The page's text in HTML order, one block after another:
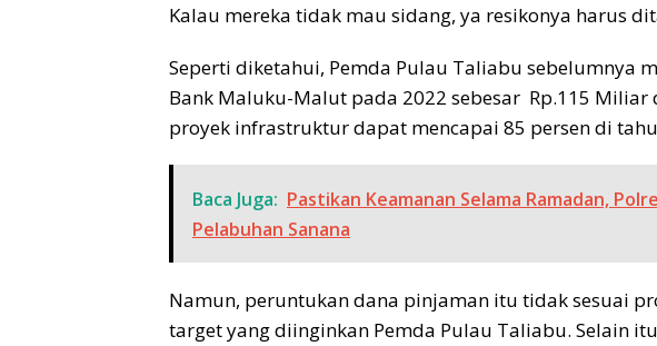
Kalau mereka tidak mau sidang, ya resikonya harus
Seperti diketahui, Pemda Pulau Taliabu sebelumnya
Bank Maluku-Malut pada 2022 sebesar Rp.115
proyek infrastruktur dapat mencapai 85 persen di
Baca Juga: Pastikan Keamanan Selama Ramadan,
Pelabuhan Sanana
Namun, peruntukan dana pinjaman itu tidak sesuai
target yang diinginkan Pemda Pulau Taliabu. Selain